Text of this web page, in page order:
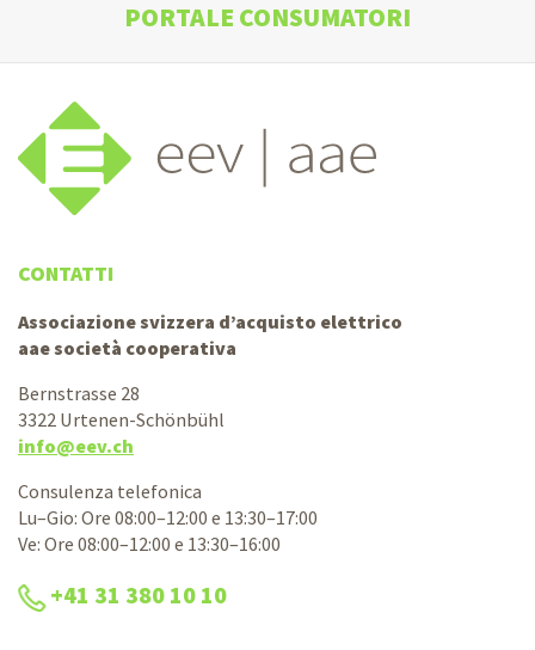
PORTALE CONSUMATORI
CONTATTI
Associazione svizzera d’acquisto elettrico
aae società cooperativa
Bernstrasse 28
3322 Urtenen-Schönbühl
info@eev.ch
Consulenza telefonica
Lu–Gio: Ore 08:00–12:00 e 13:30–17:00
Ve: Ore 08:00–12:00 e 13:30–16:00
+41 31 380 10 10